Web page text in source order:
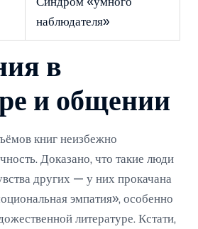
Синдром «умного
наблюдателя»
в
и общении
книг неизбежно
Доказано, что такие люди
других — у них прокачана
эмпатия», особенно
литературе. Кстати,